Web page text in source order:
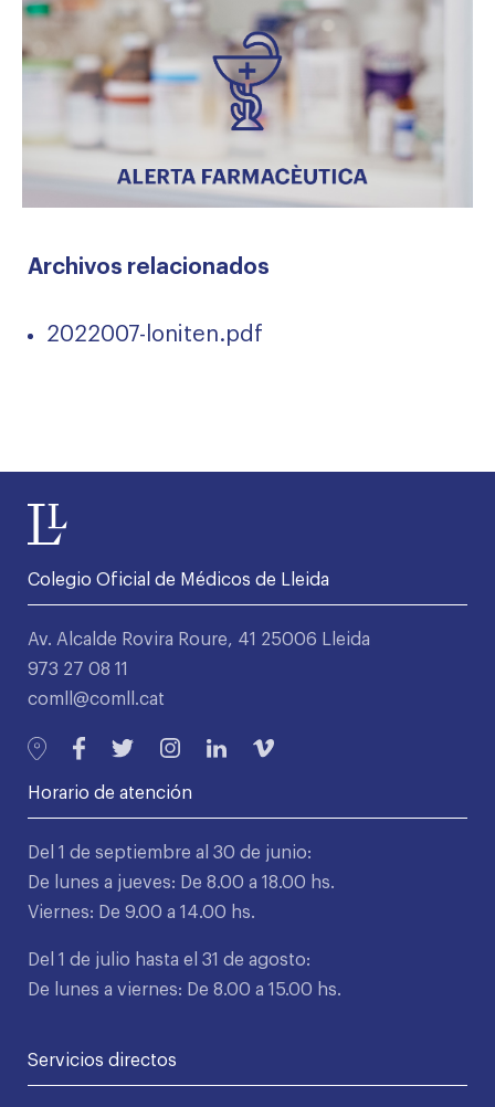
Archivos relacionados
2022007-loniten.pdf
Colegio Oficial de Médicos de Lleida
Av. Alcalde Rovira Roure, 41 25006 Lleida
973 27 08 11
comll@comll.cat
Horario de atención
Del 1 de septiembre al 30 de junio:
De lunes a jueves: De 8.00 a 18.00 hs.
Viernes: De 9.00 a 14.00 hs.
Del 1 de julio hasta el 31 de agosto:
De lunes a viernes: De 8.00 a 15.00 hs.
Servicios directos